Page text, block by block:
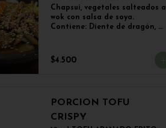
Chapsui, vegetales salteados al
wok con salsa de soya.
Contiene: Diente de dragón,
TOFU. Acompañado con una
porción de arroz.
$4.500
PORCION TOFU
CRISPY